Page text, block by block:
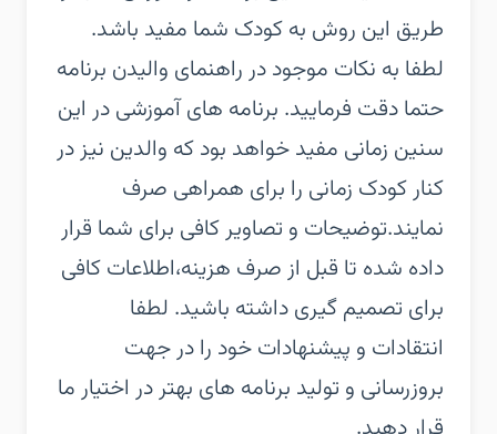
طریق این روش به کودک شما مفید باشد.
لطفا به نکات موجود در راهنمای والیدن برنامه
حتما دقت فرمایید. برنامه های آموزشی در این
سنین زمانی مفید خواهد بود که والدین نیز در
کنار کودک زمانی را برای همراهی صرف
نمایند.‏توضیحات و تصاویر کافی برای شما قرار
داده شده تا قبل از صرف هزینه،اطلاعات کافی
برای تصمیم گیری داشته باشید. لطفا
انتقادات و پیشنهادات خود را در جهت
بروزرسانی و تولید برنامه های بهتر در اختیار ما